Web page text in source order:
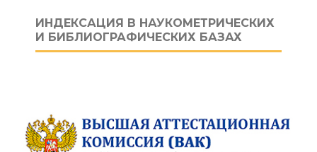
ИНДЕКСАЦИЯ В НАУКОМЕТРИЧЕСКИХ
И БИБЛИОГРАФИЧЕСКИХ БАЗАХ